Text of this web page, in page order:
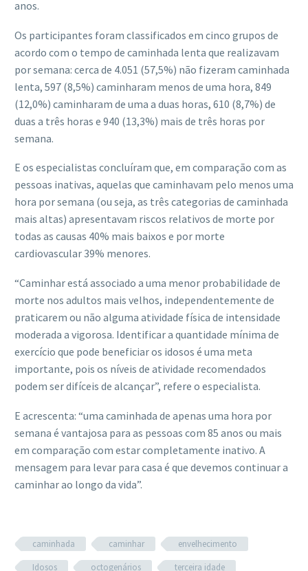
anos.
Os participantes foram classificados em cinco grupos de
acordo com o tempo de caminhada lenta que realizavam
por semana: cerca de 4.051 (57,5%) não fizeram caminhada
lenta, 597 (8,5%) caminharam menos de uma hora, 849
(12,0%) caminharam de uma a duas horas, 610 (8,7%) de
duas a três horas e 940 (13,3%) mais de três horas por
semana.
E os especialistas concluíram que, em comparação com as
pessoas inativas, aquelas que caminhavam pelo menos uma
hora por semana (ou seja, as três categorias de caminhada
mais altas) apresentavam riscos relativos de morte por
todas as causas 40% mais baixos e por morte
cardiovascular 39% menores.
“Caminhar está associado a uma menor probabilidade de
morte nos adultos mais velhos, independentemente de
praticarem ou não alguma atividade física de intensidade
moderada a vigorosa. Identificar a quantidade mínima de
exercício que pode beneficiar os idosos é uma meta
importante, pois os níveis de atividade recomendados
podem ser difíceis de alcançar”, refere o especialista.
E acrescenta: “uma caminhada de apenas uma hora por
semana é vantajosa para as pessoas com 85 anos ou mais
em comparação com estar completamente inativo. A
mensagem para levar para casa é que devemos continuar a
caminhar ao longo da vida”.
caminhada caminhar
envelhecimento
Idosos
octogenários terceira idade